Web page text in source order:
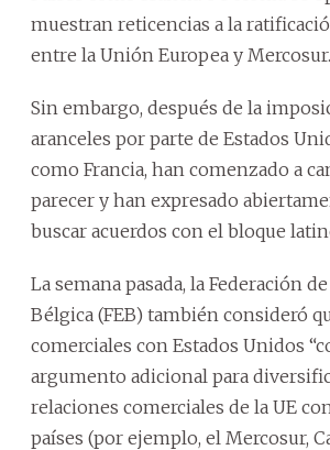
muestran reticencias a la
entre la Unión Europea y Mercosur.
Sin embargo, después de la
aranceles por parte de Estados
como Francia, han comenzado a
parecer y han expresado
buscar acuerdos con el bloque
La semana pasada, la Federación
Bélgica (FEB) también consideró
comerciales con Estados Unidos
argumento adicional para
relaciones comerciales de la UE
países (por ejemplo, el Mercosur,